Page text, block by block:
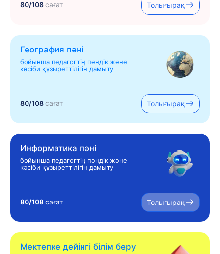
80/108сағат Толығырақ
География пәні
бойынша педагогтің пәндік және
кәсіби құзыреттілігін дамыту
80/108сағат Толығырақ
Информатика пәні
бойынша педагогтің пәндік және
кәсіби құзыреттілігін дамыту
80/108сағат Толығырақ
Мектепке дейінгі білім беру